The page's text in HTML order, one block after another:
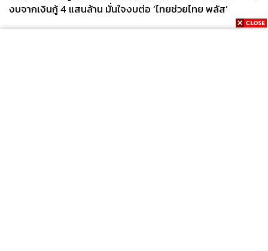
งบจากเงินกู้ 4 แสนล้าน มั่นใจงบต่อ ‘ไทยช่วยไทย พลัส’